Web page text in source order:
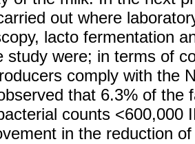
out where
lacto fermentation
study were; in terms of
comply with the
that 6.3% of the
counts <600,000
in the reduction